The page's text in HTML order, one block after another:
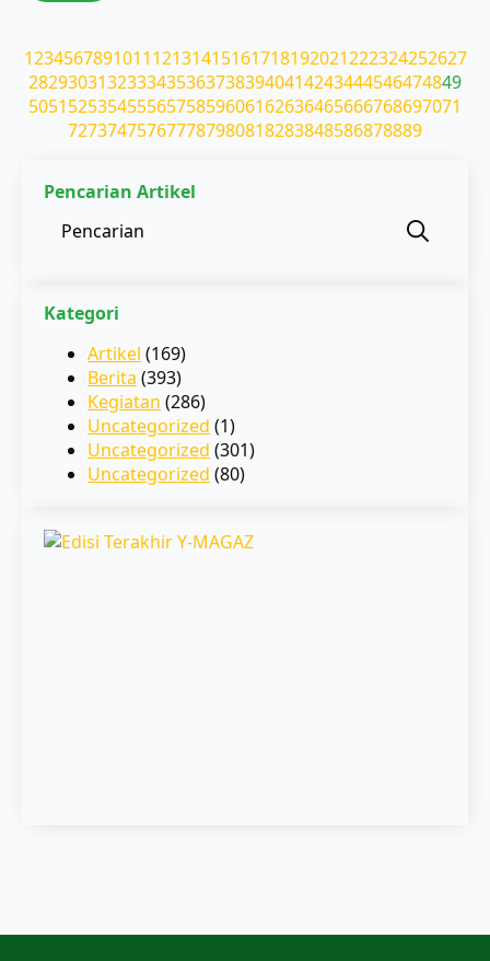
123456789101112131415161718192021222324252627
28293031323334353637383940414243444546474849
50515253545556575859606162636465666768697071
727374757677787980818283848586878889
Pencarian Artikel
Kategori
Artikel (169)
Berita (393)
Kegiatan (286)
Uncategorized (1)
Uncategorized (301)
Uncategorized (80)